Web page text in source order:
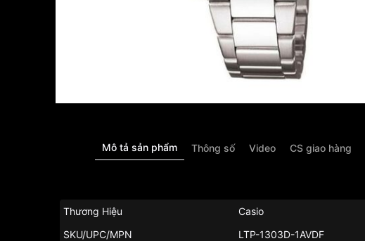
Mô tả sản phẩm Thông số Video CS giao hàng
Thương Hiệu
Casio
SKU/UPC/MPN
LTP-1303D-1AVDF